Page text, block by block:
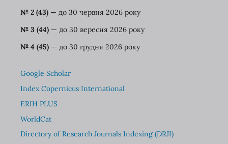
№ 2 (43)— до 30 червня 2026 року
№ 3 (44)— до 30 вересня 2026 року
№ 4 (45)— до 30 грудня 2026 року
Google Scholar
Index Copernicus International
ERIH PLUS
WorldCat
Directory of Research Journals Indexing (DRJI)